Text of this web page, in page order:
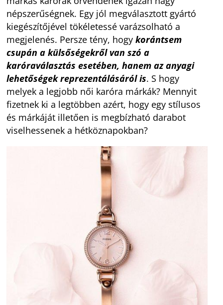
népszerűségnek. Egy jól megválasztott gyártó
kiegészítőjével tökéletessé varázsolható a
megjelenés. Persze tény, hogykorántsem
csupán a külsőségekről van szó a
karóraválasztás esetében, hanem az anyagi
lehetőségek reprezentálásáról is. S hogy
melyek a legjobb női karóra márkák? Mennyit
fizetnek ki a legtöbben azért, hogy egy stílusos
és márkáját illetően is megbízható darabot
viselhessenek a hétköznapokban?